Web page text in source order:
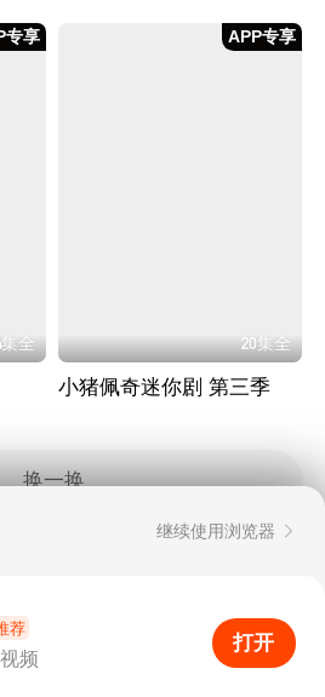
专享
全
APP专享
20集全
小猪佩奇迷你剧 第三季
换一换
打开APP
继续使用浏览器
荐
频
打开